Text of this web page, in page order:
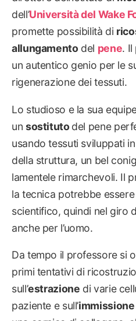
dell’Università del Wake
promette possibilità di
allungamento del pene. Il
un autentico genio per le
rigenerazione dei tessuti.
Lo studioso e la sua
un sostituto del pene
usando tessuti sviluppati
della struttura, un bel
lamentele rimarchevoli. Il
la tecnica potrebbe essere
scientifico, quindi nel giro
anche per l’uomo.
Da tempo il professore si
primi tentativi di
sull’estrazione di varie
paziente e sull’immissione